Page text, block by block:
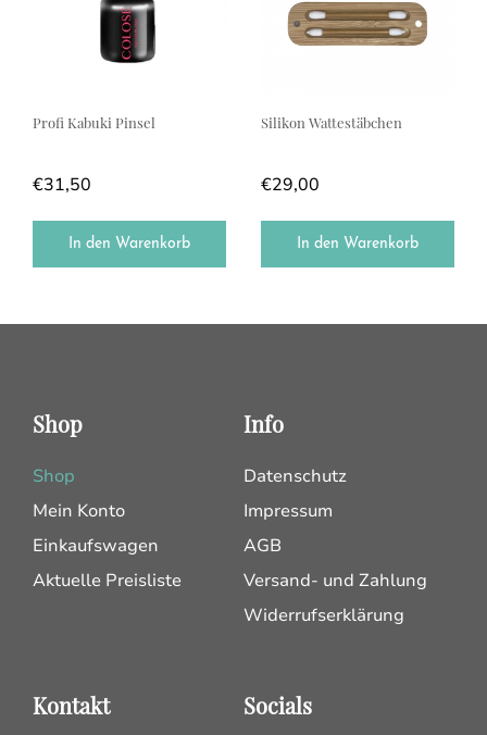
Profi Kabuki Pinsel
€31,50
In den Warenkorb
Silikon Wattestäbchen
€29,00
In den Warenkorb
Shop
Shop
Mein Konto
Einkaufswagen
Aktuelle Preisliste
Info
Datenschutz
Impressum
AGB
Versand- und Zahlung
Widerrufserklärung
Kontakt Socials